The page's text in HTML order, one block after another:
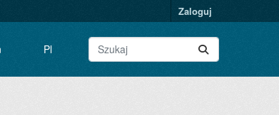
Zaloguj
Pl